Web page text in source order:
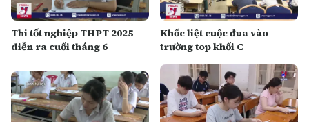
Thi tốt nghiệp THPT 2025
diễn ra cuối tháng 6
Khốc liệt cuộc đua vào
trường top khối C